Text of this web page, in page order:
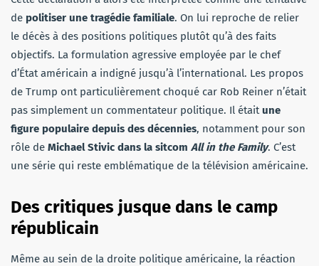
de politiser une tragédie familiale. On lui reproche de relier
le décès à des positions politiques plutôt qu’à des faits
objectifs. La formulation agressive employée par le chef
d’État américain a indigné jusqu’à l’international. Les propos
de Trump ont particulièrement choqué car Rob Reiner n’était
pas simplement un commentateur politique. Il étaitune
figure populaire depuis des décennies, notamment pour son
rôle de Michael Stivic dans la sitcom All in the Family. C’est
une série qui reste emblématique de la télévision américaine.
Des critiques jusque dans le camp
républicain
Même au sein de la droite politique américaine, la réaction